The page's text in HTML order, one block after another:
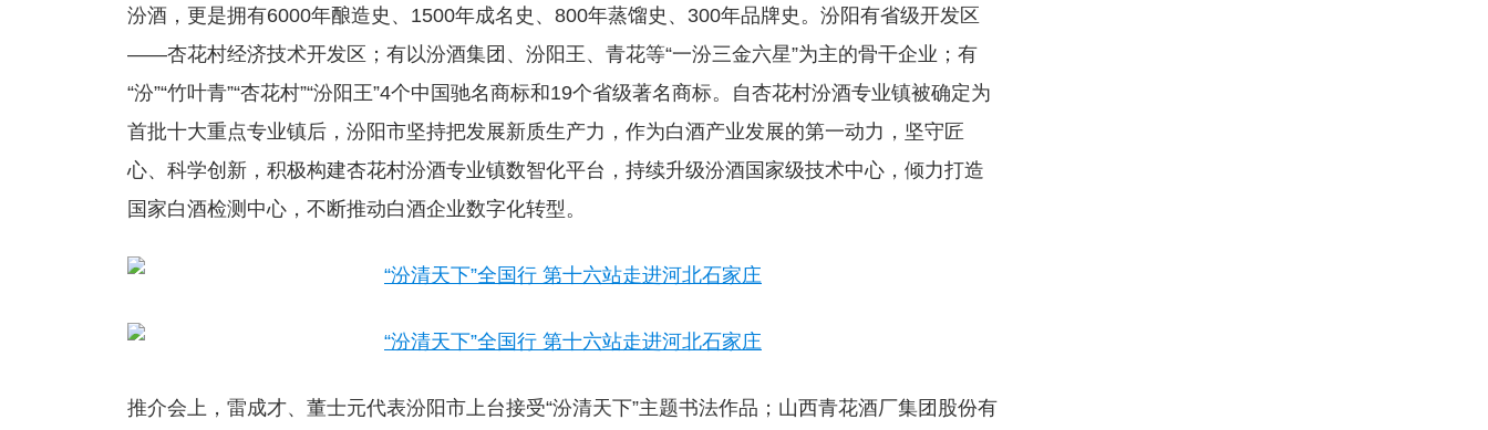
汾酒，更是拥有6000年酿造史、1500年成名史、800年蒸馏史、300年品牌史。汾阳有省级开发区
——杏花村经济技术开发区；有以汾酒集团、汾阳王、青花等“一汾三金六星”为主的骨干企业；有
“汾”“竹叶青”“杏花村”“汾阳王”4个中国驰名商标和19个省级著名商标。自杏花村汾酒专业镇被确定为
首批十大重点专业镇后，汾阳市坚持把发展新质生产力，作为白酒产业发展的第一动力，坚守匠
心、科学创新，积极构建杏花村汾酒专业镇数智化平台，持续升级汾酒国家级技术中心，倾力打造
国家白酒检测中心，不断推动白酒企业数字化转型。
推介会上，雷成才、董士元代表汾阳市上台接受“汾清天下”主题书法作品；山西青花酒厂集团股份有